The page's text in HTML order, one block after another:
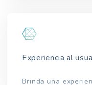
Experiencia al
Brinda una